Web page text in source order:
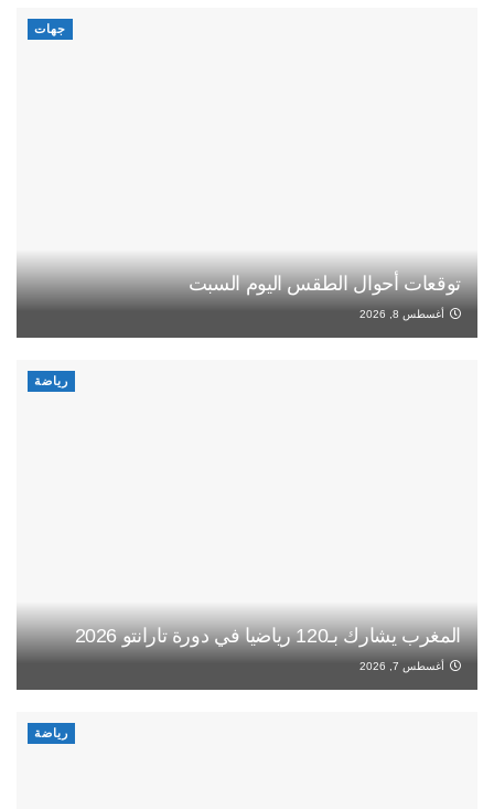
جهات
توقعات أحوال الطقس اليوم السبت
أغسطس 8, 2026
رياضة
المغرب يشارك بـ120 رياضيا في دورة تارانتو 2026
أغسطس 7, 2026
رياضة